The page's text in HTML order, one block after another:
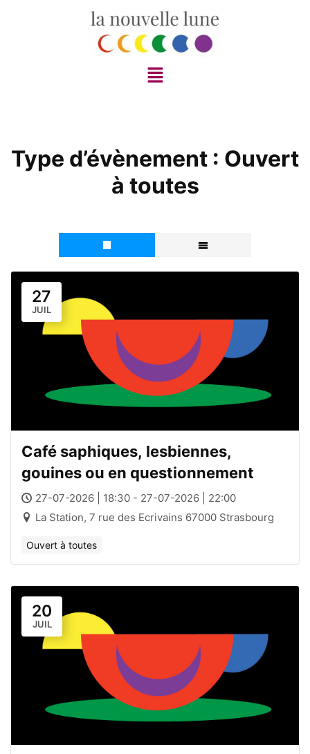
Type d’évènement : Ouvert
à toutes
27
JUIL
Café saphiques, lesbiennes,
gouines ou en questionnement
27-07-2026 | 18:30 - 27-07-2026 | 22:00
La Station, 7 rue des Ecrivains 67000 Strasbourg
Ouvert à toutes
20
JUIL